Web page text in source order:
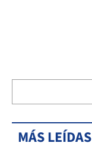
MÁS LEÍDAS